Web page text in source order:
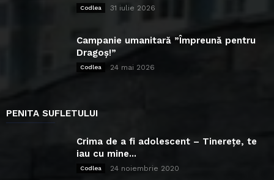
Codlea 31 iulie 2026
Campanie umanitară ”Împreună pentru
Dragoș!”
Codlea 24 mai 2026
PENITA SUFLETULUI
Crima de a fi adolescent – Tinerețe, te
iau cu mine...
Codlea 24 noiembrie 2020